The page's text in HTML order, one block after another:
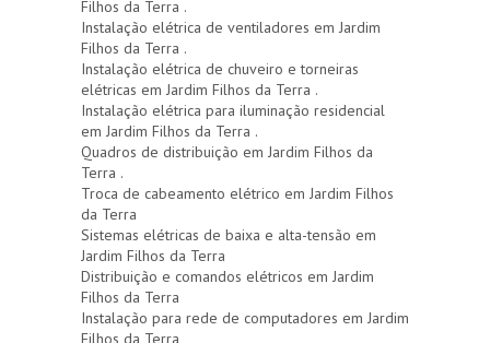
Filhos da Terra .
Instalação elétrica de ventiladores em Jardim
Filhos da Terra .
Instalação elétrica de chuveiro e torneiras
elétricas em Jardim Filhos da Terra .
Instalação elétrica para iluminação residencial
em Jardim Filhos da Terra .
Quadros de distribuição em Jardim Filhos da
Terra .
Troca de cabeamento elétrico em Jardim Filhos
da Terra
Sistemas elétricas de baixa e alta-tensão em
Jardim Filhos da Terra
Distribuição e comandos elétricos em Jardim
Filhos da Terra
Instalação para rede de computadores em Jardim
Filhos da Terra